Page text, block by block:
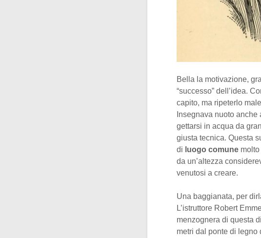
Bella la motivazione,
“successo” dell’idea.
capito, ma ripeterlo
Insegnava nuoto
gettarsi in acqua da
giusta tecnica. Questa
di luogo comune
da un’altezza
venutosi a creare.
Una baggianata, per
L’istruttore Robert
menzognera di questa
metri dal ponte di